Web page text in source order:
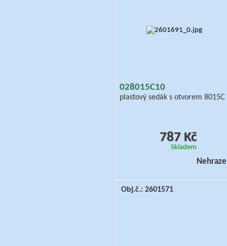
028015C10
plastový sedák s otvorem 8015C
787 Kč
Skladem
Obj.č.: 2601571